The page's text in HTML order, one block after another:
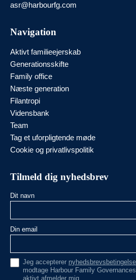
asr@harbourfg.com
Navigation
Aktivt familieejerskab
Generationsskifte
Family office
Næste generation
Filantropi
Vidensbank
Team
Tag et uforpligtende møde
Cookie og privatlivspolitik
Tilmeld dig nyhedsbrev
Dit navn
Din email
Jeg accepterer
modtage Harbour Family
aktivt afmelder mig.